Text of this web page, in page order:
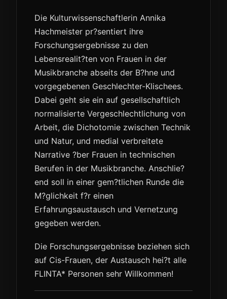
Die Kulturwissenschaftlerin Annika
Hachmeister pr?sentiert ihre
Forschungsergebnisse zu den
Lebensrealit?ten von Frauen in der
Musikbranche abseits der B?hne und
vorgegebenen Geschlechter-Klischees.
Dabei geht sie ein auf gesellschaftlich
normalisierte Vergeschlechtlichung von
Arbeit, die Dichotomie zwischen Technik
und Natur, und medial verbreitete
Narrative ?ber Frauen in technischen
Berufen in der Musikbranche. Anschlie?
end soll in einer gem?tlichen Runde die
M?glichkeit f?r einen
Erfahrungsaustausch und Vernetzung
gegeben werden.
Die Forschungsergebnisse beziehen sich
auf Cis-Frauen, der Austausch hei?t alle
FLINTA* Personen sehr Willkommen!